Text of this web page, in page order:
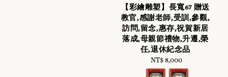
【彩繪雕塑】長寬67 贈送
教官,感謝老師,受訓,參觀,
訪問,留念,惠存,祝賀新居
落成,母親節禮物,升遷,榮
任,退休紀念品
Regular
price
NT$ 8,000